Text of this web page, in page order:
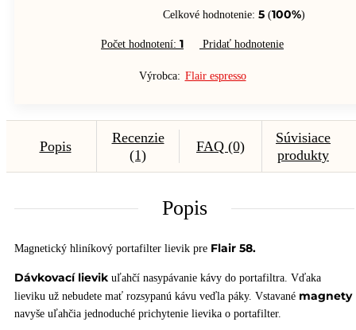
Celkové hodnotenie: 5(100%)
Počet hodnotení: 1 Pridať hodnotenie
Výrobca: Flair espresso
Popis
Recenzie
(1)
FAQ (0)
Súvisiace
produkty
Popis
Magnetický hliníkový portafilter lievik pre Flair 58.
Dávkovací lievik uľahčí nasypávanie kávy do portafiltra. Vďaka
lieviku už nebudete mať rozsypanú kávu veďla páky. Vstavané magnety
navyše uľahčia jednoduché prichytenie lievika o portafilter.